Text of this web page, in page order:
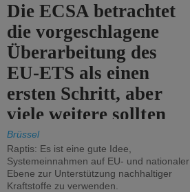
Die ECSA betrachtet
die vorgeschlagene
Überarbeitung des
EU-ETS als einen
ersten Schritt, aber
viele weitere sollten
folgen.
Brüssel
Raptis: Es ist eine gute Idee,
Systemeinnahmen auf EU- und nationaler
Ebene zur Unterstützung nachhaltiger
Kraftstoffe zu verwenden.